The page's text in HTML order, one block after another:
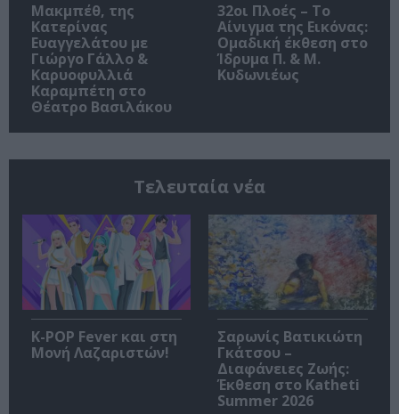
Μακμπέθ, της
Κατερίνας
Ευαγγελάτου με
Γιώργο Γάλλο &
Καρυοφυλλιά
Καραμπέτη στο
Θέατρο Βασιλάκου
32οι Πλοές – Το
Αίνιγμα της Εικόνας:
Ομαδική έκθεση στο
Ίδρυμα Π. & Μ.
Κυδωνιέως
Τελευταία νέα
K-POP Fever και στη
Μονή Λαζαριστών!
Σαρωνίς Βατικιώτη
Γκάτσου –
Διαφάνειες Ζωής:
Έκθεση στο Katheti
Summer 2026